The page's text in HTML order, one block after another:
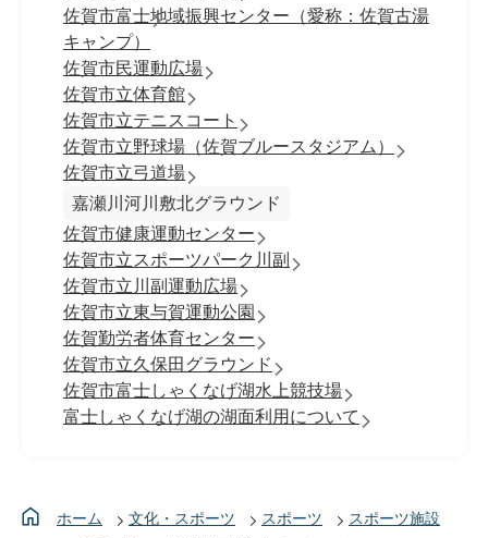
佐賀市富士地域振興センター（愛称：佐賀古湯
キャンプ）
佐賀市民運動広場
佐賀市立体育館
佐賀市立テニスコート
佐賀市立野球場（佐賀ブルースタジアム）
佐賀市立弓道場
嘉瀬川河川敷北グラウンド
佐賀市健康運動センター
佐賀市立スポーツパーク川副
佐賀市立川副運動広場
佐賀市立東与賀運動公園
佐賀勤労者体育センター
佐賀市立久保田グラウンド
佐賀市富士しゃくなげ湖水上競技場
富士しゃくなげ湖の湖面利用について
ホーム 文化・スポーツ スポーツ
スポーツ施設